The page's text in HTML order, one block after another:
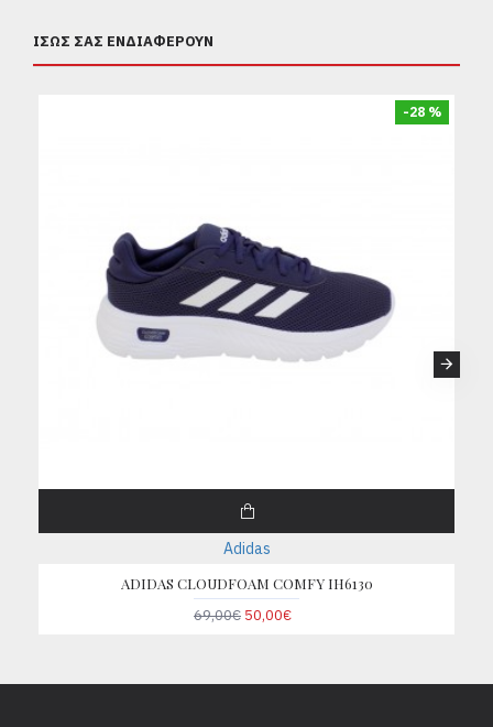
ΊΣΩΣ ΣΑΣ ΕΝΔΙΑΦΈΡΟΥΝ
-28 %
Adidas
ADIDAS CLOUDFOAM COMFY IH6130
69,00€ 50,00€